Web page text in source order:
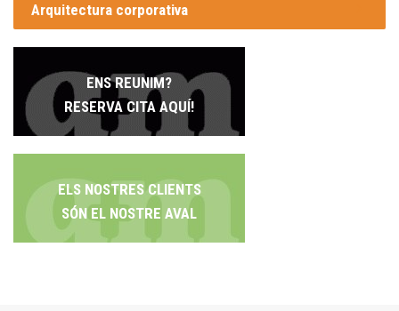
Arquitectura corporativa
ENS REUNIM?
RESERVA CITA AQUÍ!
ELS NOSTRES CLIENTS
SÓN EL NOSTRE AVAL